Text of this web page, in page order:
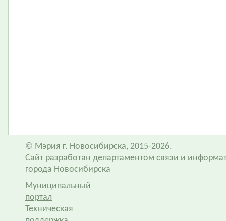
© Мэрия г. Новосибирска, 2015-2026.
Сайт разработан департаментом связи и
города Новосибирска
Муниципальный
портал
Техническая